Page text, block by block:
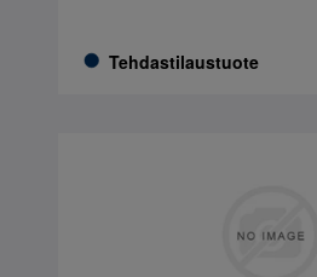
Tehdastilaustuote